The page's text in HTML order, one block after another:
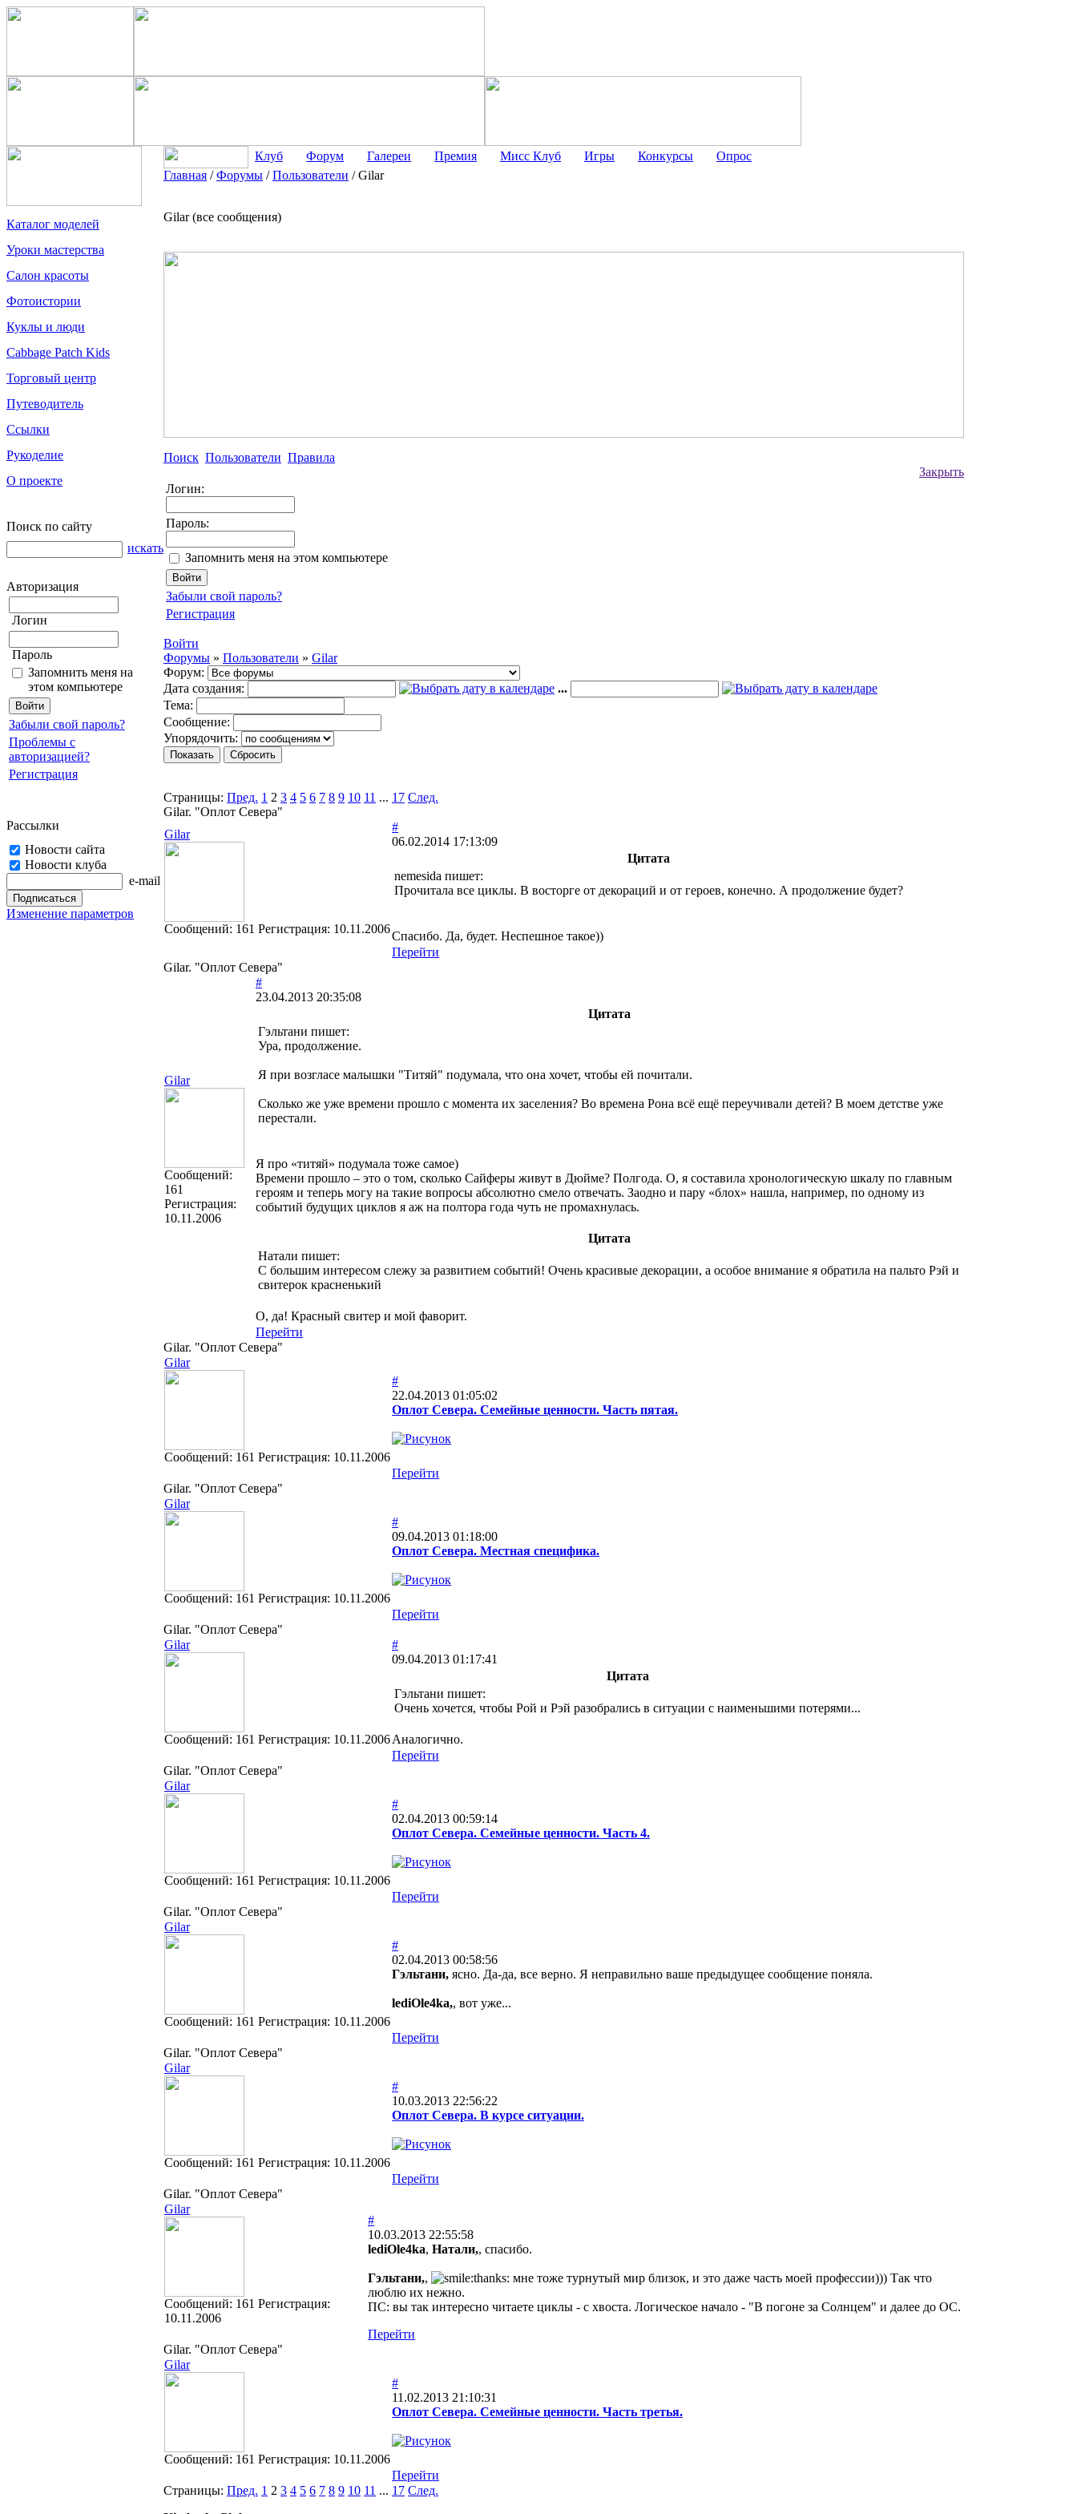
Каталог моделей
Уроки мастерства
Салон красоты
Фотоистории
Куклы и люди
Cabbage Patch Kids
Торговый центр
Путеводитель
Ссылки
Рукоделие
О проекте
Поиск по сайту
искать
Авторизация
Логин
Пароль
Запомнить меня на
этом компьютере
Забыли свой пароль?
Проблемы с
авторизацией?
Регистрация
Рассылки
Новости сайта
Новости клуба
e-mail
Изменение параметров
Клуб Форум Галереи Премия Мисс Клуб Игры Конкурсы
Опрос
Главная /Форумы /Пользователи /Gilar
Gilar (все сообщения)
Поиск Пользователи Правила
Закрыть
Логин:
Пароль:
Запомнить меня на этом компьютере
Забыли свой пароль?
Регистрация
Войти
Форумы » Пользователи » Gilar
Форум:
Дата создания:
...
Тема:
Cooбщение:
Упорядочить:
Страницы: Пред. 1 2 3 4 5 6 7 8 9 10 11 ... 17 След.
Gilar. "Оплот Севера"
Gilar
Cообщений: 161 Регистрация: 10.11.2006
#
06.02.2014 17:13:09
Цитата
nemesida пишет:
Прочитала все циклы. В восторге от декораций и от героев, конечно. А продолжение будет?
Спасибо. Да, будет. Неспешное такое))
Перейти
Gilar. "Оплот Севера"
Gilar
Cообщений:
161
Регистрация:
10.11.2006
#
23.04.2013 20:35:08
Цитата
Гэльтани пишет:
Ура, продолжение.
Я при возгласе малышки "Титяй" подумала, что она хочет, чтобы ей почитали.
Сколько же уже времени прошло с момента их заселения? Во времена Рона всё ещё переучивали детей? В моем детстве уже
перестали.
Я про «титяй» подумала тоже самое)
Времени прошло – это о том, сколько Сайферы живут в Дюйме? Полгода. О, я составила хронологическую шкалу по главным
героям и теперь могу на такие вопросы абсолютно смело отвечать. Заодно и пару «блох» нашла, например, по одному из
событий будущих циклов я аж на полтора года чуть не промахнулась.
Цитата
Натали пишет:
С большим интересом слежу за развитием событий! Очень красивые декорации, а особое внимание я обратила на пальто Рэй и
свитерок красненький
О, да! Красный свитер и мой фаворит.
Перейти
Gilar. "Оплот Севера"
Gilar
Cообщений: 161 Регистрация: 10.11.2006
#
22.04.2013 01:05:02
Оплот Севера. Семейные ценности. Часть пятая.
Перейти
Gilar. "Оплот Севера"
Gilar
Cообщений: 161 Регистрация: 10.11.2006
#
09.04.2013 01:18:00
Оплот Севера. Местная специфика.
Перейти
Gilar. "Оплот Севера"
Gilar
Cообщений: 161 Регистрация: 10.11.2006
#
09.04.2013 01:17:41
Цитата
Гэльтани пишет:
Очень хочется, чтобы Рой и Рэй разобрались в ситуации с наименьшими потерями...
Аналогично.
Перейти
Gilar. "Оплот Севера"
Gilar
Cообщений: 161 Регистрация: 10.11.2006
#
02.04.2013 00:59:14
Оплот Севера. Семейные ценности. Часть 4.
Перейти
Gilar. "Оплот Севера"
Gilar
Cообщений: 161 Регистрация: 10.11.2006
#
02.04.2013 00:58:56
Гэльтани, ясно. Да-да, все верно. Я неправильно ваше предыдущее сообщение поняла.
lediOle4ka,, вот уже...
Перейти
Gilar. "Оплот Севера"
Gilar
Cообщений: 161 Регистрация: 10.11.2006
#
10.03.2013 22:56:22
Оплот Севера. В курсе ситуации.
Перейти
Gilar. "Оплот Севера"
Gilar
Cообщений: 161 Регистрация:
10.11.2006
#
10.03.2013 22:55:58
lediOle4ka, Натали,, спасибо.
Гэльтани,,
мне тоже турнутый мир близок, и это даже часть моей профессии))) Так что
люблю их нежно.
ПС: вы так интересно читаете циклы - с хвоста. Логическое начало - "В погоне за Солнцем" и далее до ОС.
Перейти
Gilar. "Оплот Севера"
Gilar
Cообщений: 161 Регистрация: 10.11.2006
#
11.02.2013 21:10:31
Оплот Севера. Семейные ценности. Часть третья.
Перейти
Страницы: Пред. 1 2 3 4 5 6 7 8 9 10 11 ... 17 След.